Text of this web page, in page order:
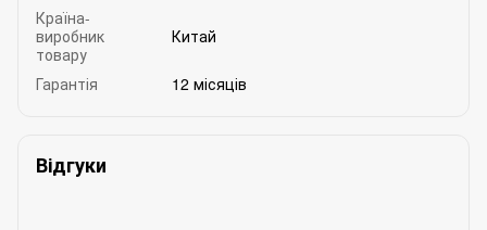
Країна-
виробник
товару
Китай
Гарантія 12 місяців
Відгуки